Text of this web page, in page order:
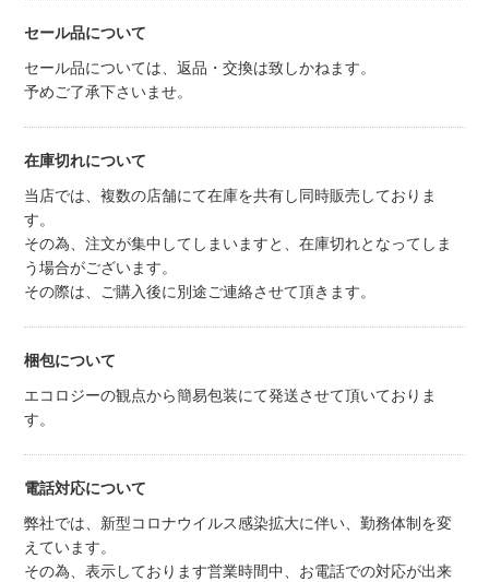
セール品について
セール品については、返品・交換は致しかねます。
予めご了承下さいませ。
在庫切れについて
当店では、複数の店舗にて在庫を共有し同時販売しておりま
す。
その為、注文が集中してしまいますと、在庫切れとなってしま
う場合がございます。
その際は、ご購入後に別途ご連絡させて頂きます。
梱包について
エコロジーの観点から簡易包装にて発送させて頂いておりま
す。
電話対応について
弊社では、新型コロナウイルス感染拡大に伴い、勤務体制を変
えています。
その為、表示しております営業時間中、お電話での対応が出来